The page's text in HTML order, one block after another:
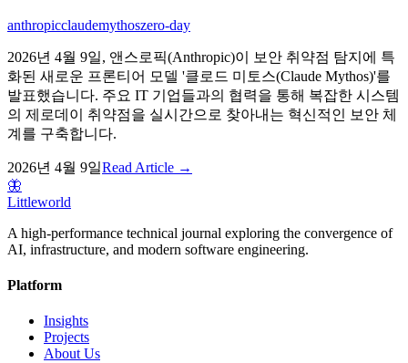
anthropicclaudemythoszero-day
2026년 4월 9일, 앤스로픽(Anthropic)이 보안 취약점 탐지에 특
화된 새로운 프론티어 모델 '클로드 미토스(Claude Mythos)'를
발표했습니다. 주요 IT 기업들과의 협력을 통해 복잡한 시스템
의 제로데이 취약점을 실시간으로 찾아내는 혁신적인 보안 체
계를 구축합니다.
2026년 4월 9일Read Article →
🦋
Littleworld
A high-performance technical journal exploring the convergence of
AI, infrastructure, and modern software engineering.
Platform
Insights
Projects
About Us